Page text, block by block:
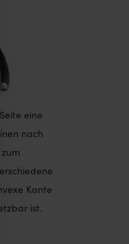
eine
nach
Kante
ist.